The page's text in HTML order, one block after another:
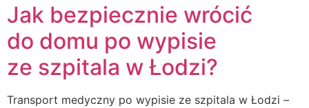
Jak bezpiecznie wrócić
do domu po wypisie
ze szpitala w Łodzi?
Transport medyczny po wypisie ze szpitala w Łodzi –